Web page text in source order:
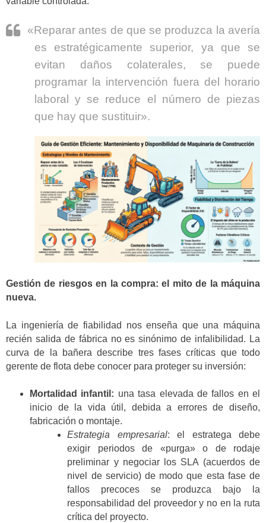
«Reparar antes de que se produzca la avería
es estratégicamente superior, ya que se
evitan daños colaterales, se puede
programar la intervención fuera del horario
laboral y se reduce el número de piezas
que hay que sustituir».
Gestión de riesgos en la compra: el mito de la máquina
nueva.
La ingeniería de fiabilidad nos enseña que una máquina
recién salida de fábrica no es sinónimo de infalibilidad. La
curva de la bañera describe tres fases críticas que todo
gerente de flota debe conocer para proteger su inversión:
Mortalidad infantil: una tasa elevada de fallos en el
inicio de la vida útil, debida a errores de diseño,
fabricación o montaje.
Estrategia empresarial: el estratega debe
exigir periodos de «purga» o de rodaje
preliminar y negociar los SLA (acuerdos de
nivel de servicio) de modo que esta fase de
fallos precoces se produzca bajo la
responsabilidad del proveedor y no en la ruta
crítica del proyecto.